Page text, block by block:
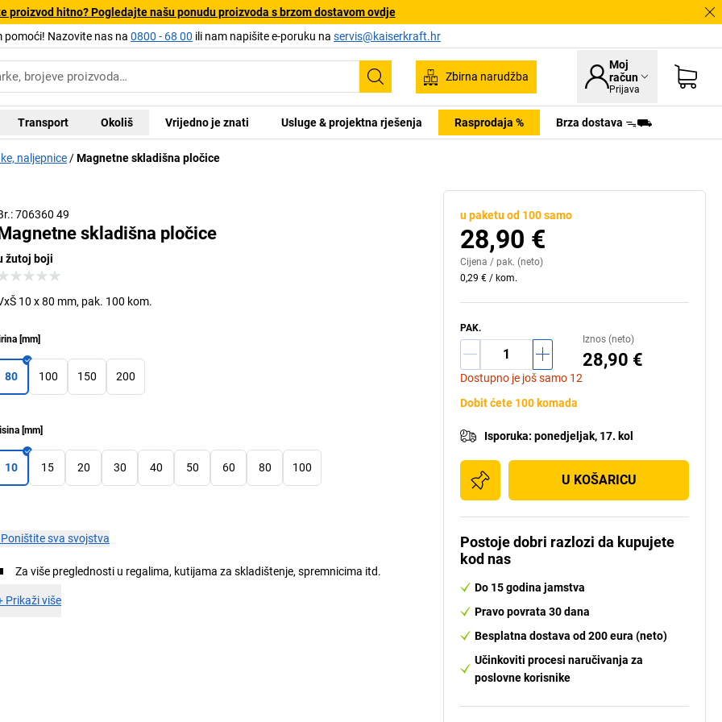
proizvod hitno? Pogledajte našu ponudu proizvoda s brzom dostavom ovdje
pomoći! Nazovite nas na 0800 - 68 00 ili nam napišite e-poruku na servis@kaiserkraft.hr
Pretraživanje
Zbirna narudžba
Moj
račun
Prijava
Transport Okoliš Vrijedno je znati Usluge & projektna rješenja Rasprodaja % Brza dostava ᯓ⛟
naljepnice Magnetne skladišna pločice
706360 49
skladišna pločice
žutoj boji
10 x 80 mm, pak. 100 kom.
[mm]
80 100 150 200
[mm]
10 15 20 30 40 50 60 80 100
Poništite sva svojstva
Za više preglednosti u regalima, kutijama za skladištenje, spremnicima itd.
Prikaži više
u paketu od 100 samo
28,90 €
Cijena / pak. (neto)
0,29 € / kom.
PAK.
Dostupno je još samo 12
Iznos (neto)
28,90 €
Dobit ćete 100 komada
Isporuka: ponedjeljak, 17. kol
U KOŠARICU
Postoje dobri razlozi da kupujete
kod nas
Do 15 godina jamstva
Pravo povrata 30 dana
Besplatna dostava od 200 eura (neto)
Učinkoviti procesi naručivanja za
poslovne korisnike